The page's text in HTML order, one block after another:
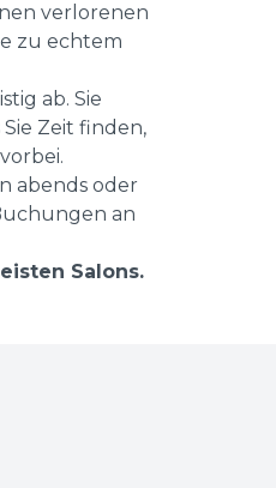
verlorenen
zu echtem
ab. Sie
Zeit finden,
abends oder
an
Salons.